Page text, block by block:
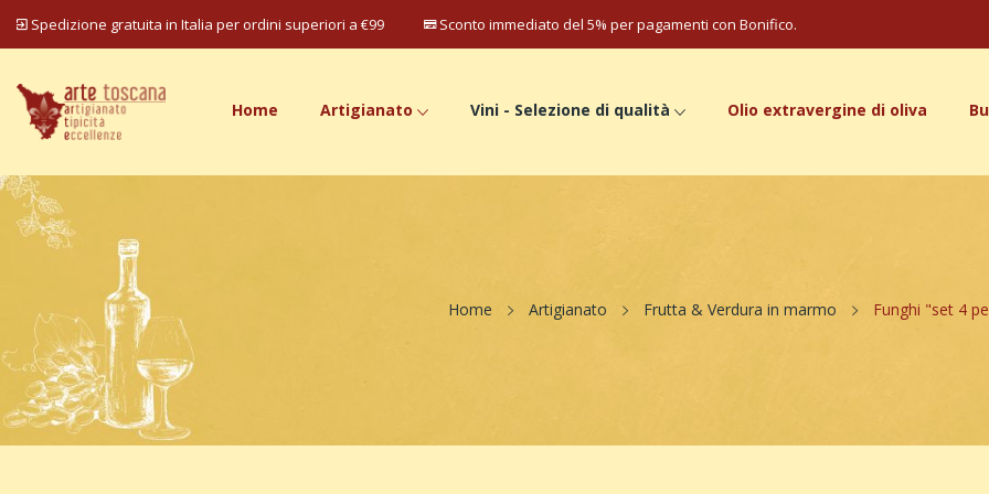
Spedizione gratuita in Italia per ordini superiori a €99 Sconto immediato del 5% per pagamenti con Bonifico.
Home Artigianato Vini - Selezione di qualità Olio extravergine di oliva
Home Artigianato Frutta & Verdura in marmo Funghi "set 4